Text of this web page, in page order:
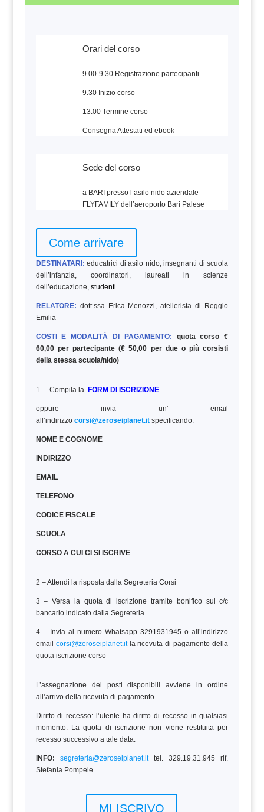
Orari del corso
9.00-9.30 Registrazione partecipanti
9.30 Inizio corso
13.00 Termine corso
Consegna Attestati ed ebook
Sede del corso
a BARI presso l’asilo nido aziendale
FLYFAMILY dell’aeroporto Bari Palese
Come arrivare
DESTINATARI: educatrici di asilo nido, insegnanti di scuola
dell’infanzia, coordinatori, laureati in scienze
dell’educazione, studenti
RELATORE: dott.ssa Erica Menozzi, atelierista di Reggio
Emilia
COSTI E MODALITÁ DI PAGAMENTO:
quota corso €
60,00 per partecipante (€ 50,00 per due o più corsisti
della stessa scuola/nido)
1 – Compila la FORM DI ISCRIZIONE
oppure invia un’ email
all’indirizzo corsi@zeroseiplanet.itspecificando:
NOME E COGNOME
INDIRIZZO
EMAIL
TELEFONO
CODICE FISCALE
SCUOLA
CORSO A CUI CI SI ISCRIVE
2 – Attendi la risposta dalla Segreteria Corsi
3 – Versa la quota di iscrizione tramite bonifico sul c/c
bancario indicato dalla Segreteria
4 – Invia al numero Whatsapp 3291931945 o all’indirizzo
email corsi@zeroseiplanet.itla ricevuta di pagamento della
quota iscrizione corso
L’assegnazione dei posti disponibili avviene in ordine
all’arrivo della ricevuta di pagamento.
Diritto di recesso: l’utente ha diritto di recesso in qualsiasi
momento. La quota di iscrizione non viene restituita per
recesso successivo a tale data.
INFO: segreteria@zeroseiplanet.ittel. 329.19.31.945 rif.
Stefania Pompele
MI ISCRIVO